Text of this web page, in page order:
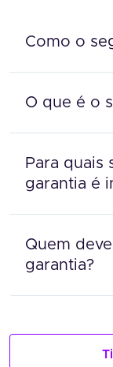
Como o
O que é o
Para quais
garantia é
Quem
garantia?